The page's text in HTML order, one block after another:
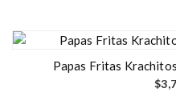
Papas Fritas
$